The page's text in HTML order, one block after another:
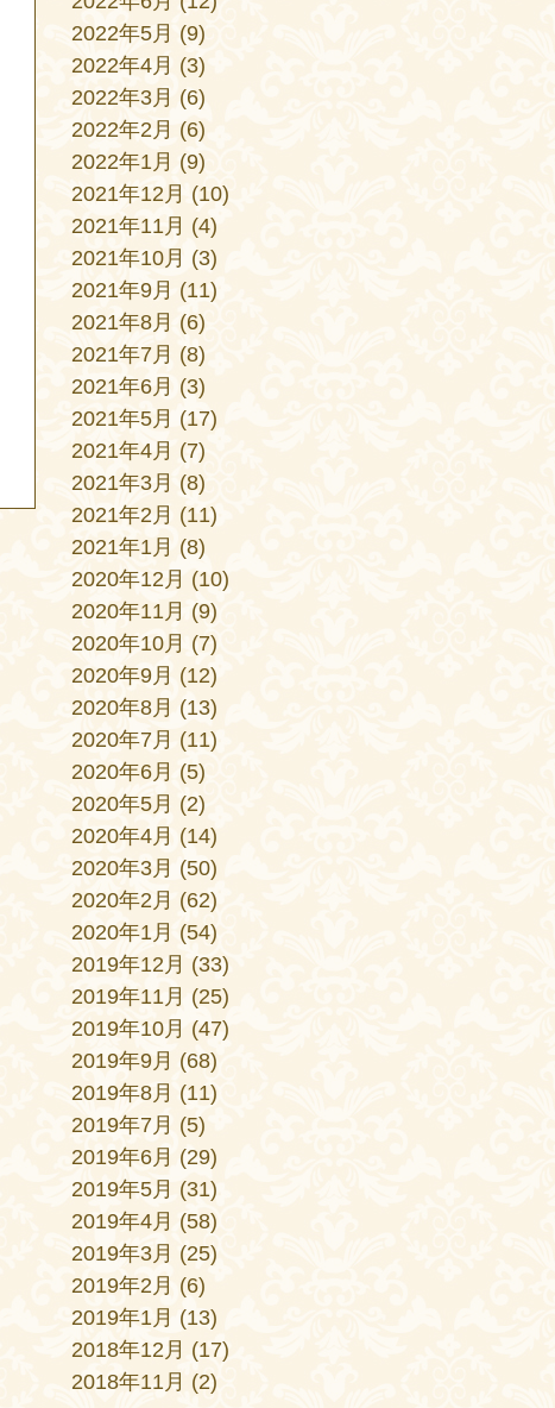
2022年5月 (9)
2022年4月 (3)
2022年3月 (6)
2022年2月 (6)
2022年1月 (9)
2021年12月 (10)
2021年11月 (4)
2021年10月 (3)
2021年9月 (11)
2021年8月 (6)
2021年7月 (8)
2021年6月 (3)
2021年5月 (17)
2021年4月 (7)
2021年3月 (8)
2021年2月 (11)
2021年1月 (8)
2020年12月 (10)
2020年11月 (9)
2020年10月 (7)
2020年9月 (12)
2020年8月 (13)
2020年7月 (11)
2020年6月 (5)
2020年5月 (2)
2020年4月 (14)
2020年3月 (50)
2020年2月 (62)
2020年1月 (54)
2019年12月 (33)
2019年11月 (25)
2019年10月 (47)
2019年9月 (68)
2019年8月 (11)
2019年7月 (5)
2019年6月 (29)
2019年5月 (31)
2019年4月 (58)
2019年3月 (25)
2019年2月 (6)
2019年1月 (13)
2018年12月 (17)
2018年11月 (2)